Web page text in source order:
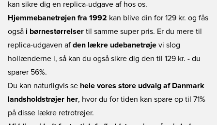
kan sikre dig en replica-udgave af hos os.
Hjemmebanetrøjen fra 1992 kan blive din for 129 kr. og fås
også i børnestørrelser til samme super pris. Er du mere til
replica-udgaven afden lækre udebanetrøje vi slog
hollænderne i, så kan du også sikre dig den til 129 kr. - du
sparer 56%.
Du kan naturligvis se hele vores store udvalg af Danmark
landsholdstrøjer her, hvor du for tiden kan spare op til 71%
på disse lækre retrotrøjer.